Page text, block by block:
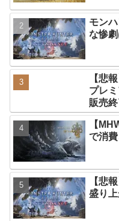
Powered by livedoor 相
モン
な惨
【悲
プレ
販売
【
で消
【悲
盛り